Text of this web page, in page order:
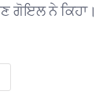
ਗੋਇਲ ਨੇ ਕਿਹਾ।